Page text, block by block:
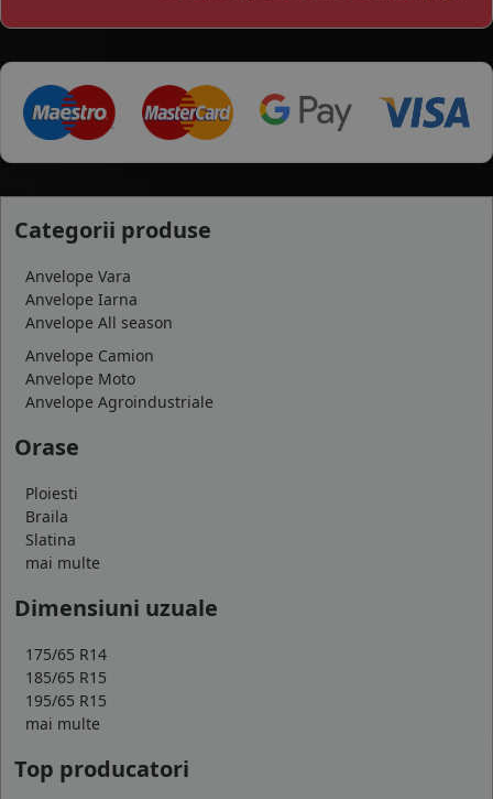
Categorii produse
Anvelope Vara
Anvelope Iarna
Anvelope All season
Anvelope Camion
Anvelope Moto
Anvelope Agroindustriale
Orase
Ploiesti
Braila
Slatina
mai multe
Dimensiuni uzuale
175/65 R14
185/65 R15
195/65 R15
mai multe
Top producatori